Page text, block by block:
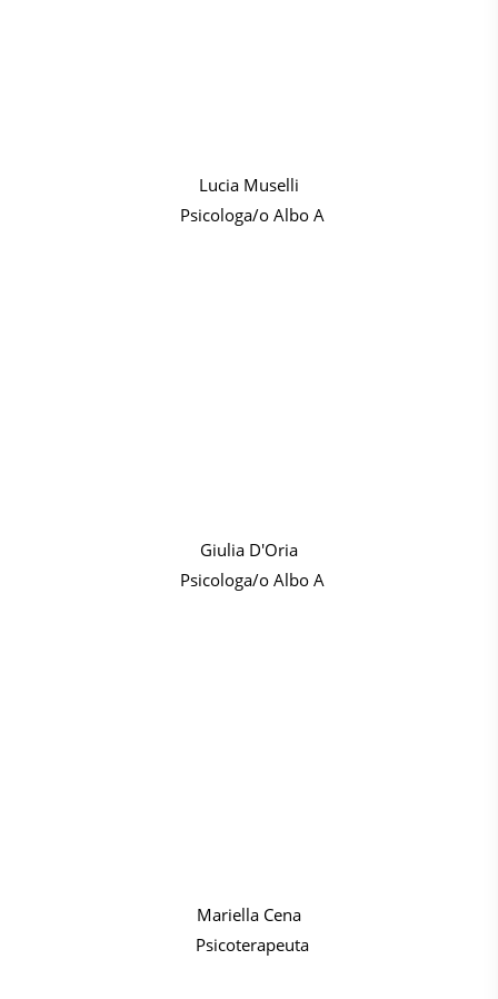
Lucia Muselli
Psicologa/o Albo A
Giulia D'Oria
Psicologa/o Albo A
Mariella Cena
Psicoterapeuta